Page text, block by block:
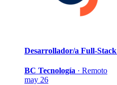
Desarrollador/a Full-Stack
BC Tecnología · Remoto
may 26